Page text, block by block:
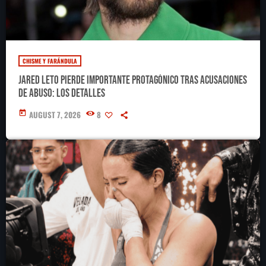
CHISME Y FARÁNDULA
Jared Leto pierde importante protagónico tras acusaciones
de abuso: los detalles
today AUGUST 7, 2026 8